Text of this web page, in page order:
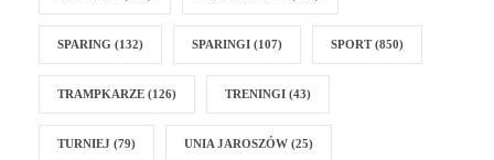
SPARING (132) SPARINGI (107) SPORT(850)
TRAMPKARZE (126) TRENINGI (43)
TURNIEJ (79) UNIA JAROSZÓW (25)